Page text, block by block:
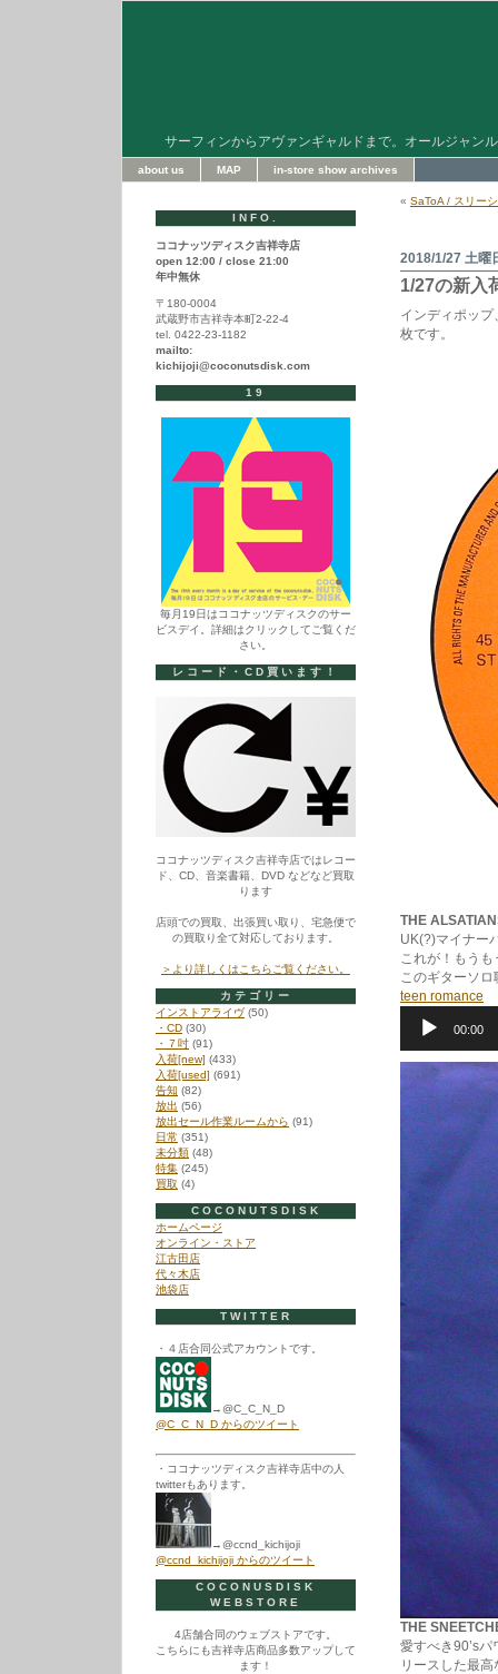
サーフィンからアヴァンギャルドまで。オールジャン
about us MAP in-store show archives
« SaToA / スリー
2018/1/27 土曜
1/27の新入
インディポッ
枚です。
THE
UK(?)マイナー
これが！もう
このギターソロ
teen romance
レ
ー
ヤ
ー
00:00
THE
愛すべき90’s
リースした最
INFO.
ココナッツディスク吉祥寺店
open 12:00 / close 21:00
年中無休
〒180-0004
武蔵野市吉祥寺本町2-22-4
tel. 0422-23-1182
mailto:
kichijoji@coconutsdisk.com
19
毎月19日はココナッツディスクのサー
ビスデイ。詳細はクリックしてご覧くだ
さい。
レコード・CD買います！
ココナッツディスク吉祥寺店ではレコー
ド、CD、音楽書籍、DVD などなど買取
ります
店頭での買取、出張買い取り、宅急便で
の買取り全て対応しております。
＞より詳しくはこちらご覧ください。
カテゴリー
インストアライヴ(50)
・CD (30)
・７吋 (91)
入荷[new] (433)
入荷[used] (691)
告知 (82)
放出 (56)
放出セール作業ルームから (91)
日常 (351)
未分類 (48)
特集 (245)
買取 (4)
COCONUTSDISK
ホームページ
オンライン・ストア
江古田店
代々木店
池袋店
TWITTER
・４店合同公式アカウントです。
→@C_C_N_D
@C_C_N_D からのツイート
・ココナッツディスク吉祥寺店中の人
twitterもあります。
→@ccnd_kichijoji
@ccnd_kichijoji からのツイート
COCONUSDISK
WEBSTORE
4店舗合同のウェブストアです。
こちらにも吉祥寺店商品多数アップして
ます！